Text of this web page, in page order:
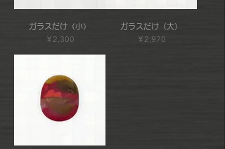
ガラスだけ（小）
価格
￥2,300
ガラスだけ（大）
価格
￥2,970